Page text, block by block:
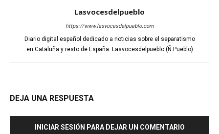
Lasvocesdelpueblo
https://www.lasvocesdelpueblo.com
Diario digital español dedicado a noticias sobre el separatismo
en Cataluña y resto de España. Lasvocesdelpueblo (Ñ Pueblo)
DEJA UNA RESPUESTA
INICIAR SESIÓN PARA DEJAR UN COMENTARIO